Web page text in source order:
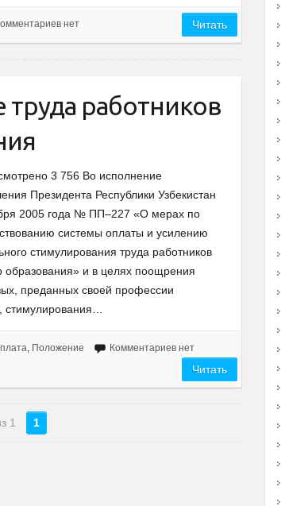
нет Читать
работников
3 756 Во исполнение
Президента Республики Узбекистан
2005 года № ПП–227 «О мерах по
системы оплаты и усилению
стимулирования труда работников
образования» и в целях поощрения
преданных своей профессии
стимулирования…
, Положение Комментариев нет
Читать
1 1